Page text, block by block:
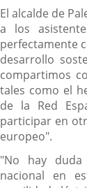
El alcalde de
a los
perfectamente
desarrollo
compartimos
tales como el
de la Red
participar en
europeo".
"No hay
nacional en